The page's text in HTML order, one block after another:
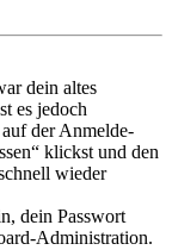
dein altes
es jedoch
der Anmelde-
klickst und den
wieder
dein Passwort
Administration.